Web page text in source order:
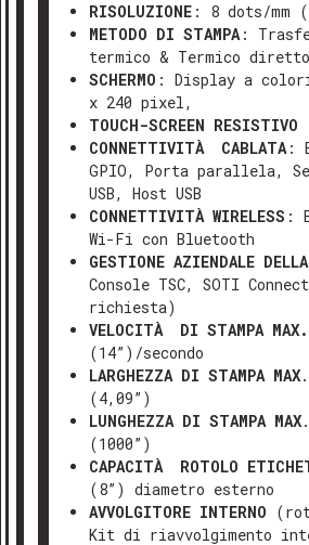
RISOLUZIONE : 8 dots/mm
METODO DI STAMPA:
termico & Termico diretto
SCHERMO : Display a
x 240 pixel,
TOUCH-SCREEN RESISTIVO
CONNETTIVITÀ CABLATA:
GPIO, Porta parallela,
USB, Host USB
CONNETTIVITÀ WIRELESS :
Wi-Fi con Bluetooth
GESTIONE AZIENDALE
Console TSC, SOTI
richiesta)
VELOCITÀ DI STAMPA MAX.
(14”)/secondo
LARGHEZZA DI STAMPA MAX
(4,09”)
LUNGHEZZA DI STAMPA MAX
(1000”)
CAPACITÀ ROTOLO
(8”) diametro esterno
AVVOLGITORE INTERNO
Kit di riavvolgimento